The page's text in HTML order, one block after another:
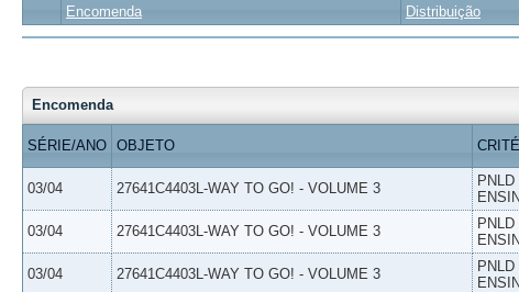
Encomenda Distribuição
Encomenda
SÉRIE/ANO OBJETO
03/04 27641C4403L-WAY TO GO! - VOLUME 3
03/04 27641C4403L-WAY TO GO! - VOLUME 3
03/04 27641C4403L-WAY TO GO! - VOLUME 3